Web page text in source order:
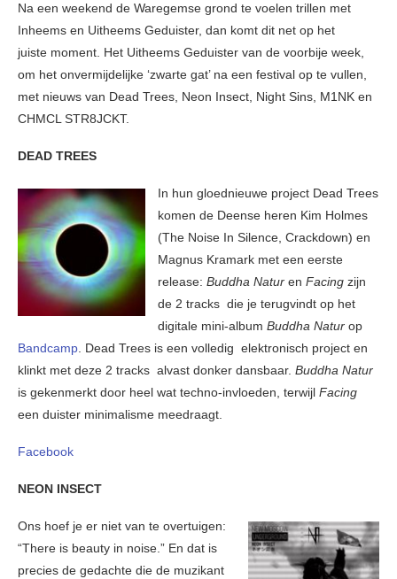
Na een weekend de Waregemse grond te voelen trillen met
Inheems en Uitheems Geduister, dan komt dit net op het
juiste moment. Het Uitheems Geduister van de voorbije week,
om het onvermijdelijke ‘zwarte gat’ na een festival op te vullen,
met nieuws van Dead Trees, Neon Insect, Night Sins, M1NK en
CHMCL STR8JCKT.
DEAD TREES
In hun gloednieuwe project Dead Trees
komen de Deense heren Kim Holmes
(The Noise In Silence, Crackdown) en
Magnus Kramark met een eerste
release: Buddha Natur en Facing zijn
de 2 tracks die je terugvindt op het
digitale mini-album Buddha Natur op
Bandcamp. Dead Trees is een volledig elektronisch project en
klinkt met deze 2 tracks alvast donker dansbaar. Buddha Natur
is gekenmerkt door heel wat techno-invloeden, terwijl Facing
een duister minimalisme meedraagt.
Facebook
NEON INSECT
Ons hoef je er niet van te overtuigen:
“There is beauty in noise.” En dat is
precies de gedachte die de muzikant